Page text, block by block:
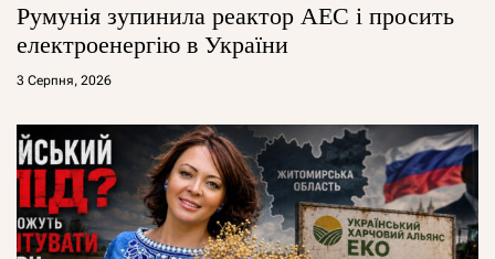
Румунія зупинила реактор АЕС і просить
електроенергію в України
3 Серпня, 2026